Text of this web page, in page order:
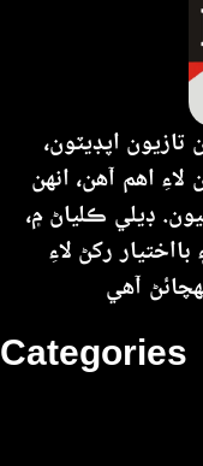
Categories
اپڊيٽون،
اهم آهن، انهن
ڊيلي ڪلياڻ ۾،
رکڻ لاءِ